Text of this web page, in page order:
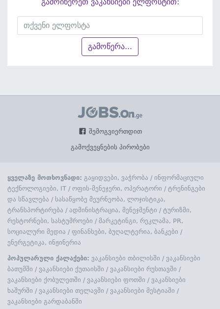
გამოწერა...
შემოგვიერთდით
გამოქვეყნების პირობები
ყველაზე მოთხოვნადი: გაყიდვები, ვაჭრობა / ინფორმაციული
ტექნოლოგიები, IT / ოფის-მენეჯერი, ოპერატორი / ტრენინგები
და სწავლება / სასაწყობე მეურნეობა, ლოჯისტიკა,
ტრანსპორტირება / ადმინისტრაცია, მენეჯმენტი / ტურიზმი,
რესტორნები, სასტუმროები / მარკეტინგი, რეკლამა, PR,
სოციალური მედია / ფინანსები, ბუღალტერია, ბანკები /
ენერგეტიკა, ინჟინერია
პოპულარული ქალაქები: ვაკანსიები თბილისში / ვაკანსიები
ბათუმში / ვაკანსიები ქუთაისში / ვაკანსიები რუსთავში /
ვაკანსიები ქობულეთში / ვაკანსიები ფოთში / ვაკანსიები
ხაშურში / ვაკანსიები თელავში / ვაკანსიები მესტიაში /
ვაკანსიები გარდაბანში